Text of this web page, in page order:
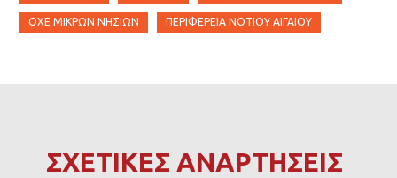
ΟΧΕ ΜΙΚΡΏΝ ΝΗΣΙΏΝ ΠΕΡΙΦΈΡΕΙΑ ΝΟΤΊΟΥ ΑΙΓΑΊΟΥ
ΣΧΕΤΙΚΕΣ ΑΝΑΡΤΗΣΕΙΣ